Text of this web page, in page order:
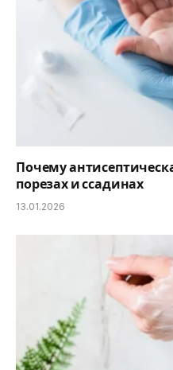
Почему
порезах и ссадинах
13.01.2026